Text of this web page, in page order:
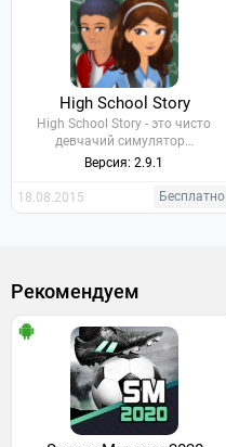
High School Story
High School Story - это чисто
девчачий симулятор…
Версия: 2.9.1
18.08.2015 Бесплатно
Рекомендуем